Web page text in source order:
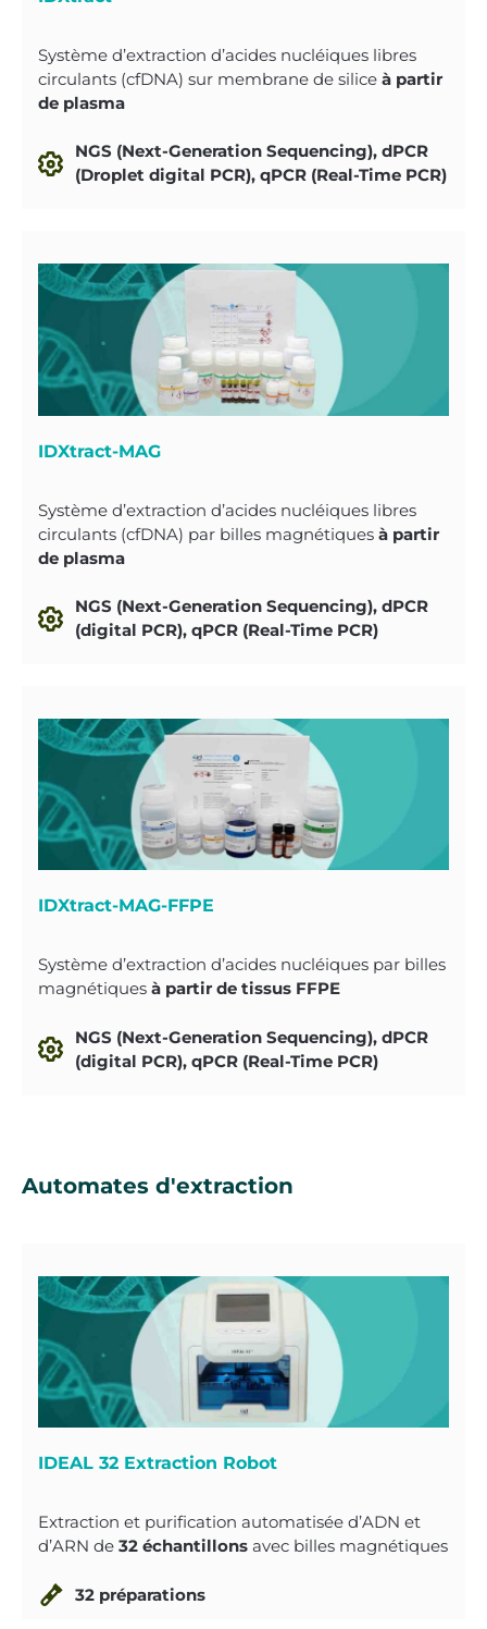
Système d’extraction d’acides nucléiques libres
circulants (cfDNA) sur membrane de silice à partir
de plasma
NGS (Next-Generation Sequencing), dPCR
(Droplet digital PCR), qPCR (Real-Time PCR)
IDXtract-MAG
Système d’extraction d’acides nucléiques libres
circulants (cfDNA) par billes magnétiques à partir
de plasma
NGS (Next-Generation Sequencing), dPCR
(digital PCR), qPCR (Real-Time PCR)
IDXtract-MAG-FFPE
Système d’extraction d’acides nucléiques par billes
magnétiques à partir de tissus FFPE
NGS (Next-Generation Sequencing), dPCR
(digital PCR), qPCR (Real-Time PCR)
Automates d'extraction
IDEAL 32 Extraction Robot
Extraction et purification automatisée d’ADN et
d’ARN de 32 échantillons avec billes magnétiques
32 préparations